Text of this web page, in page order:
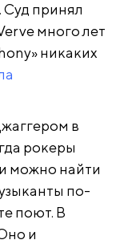
Суд принял
много лет
никаких
в
рокеры
можно найти
по-
поют. В
и